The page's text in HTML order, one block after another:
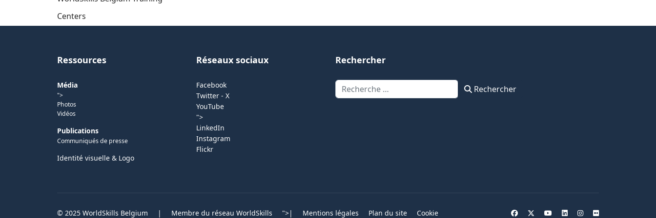
Centers
Ressources
Média
">
Photos
Vidéos
Publications
Communiqués de presse
Identité visuelle & Logo
Réseaux sociaux
Facebook
Twitter - X
YouTube
">
LinkedIn
Instagram
Flickr
Rechercher
Rechercher Rechercher
© 2025 WorldSkills Belgium | Membre du réseau WorldSkills ">| Mentions légales Plan du site Cookie